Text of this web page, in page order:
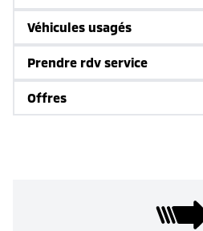
Véhicules usagés
Prendre rdv service
Offres